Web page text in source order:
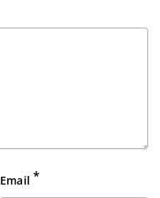
Email *